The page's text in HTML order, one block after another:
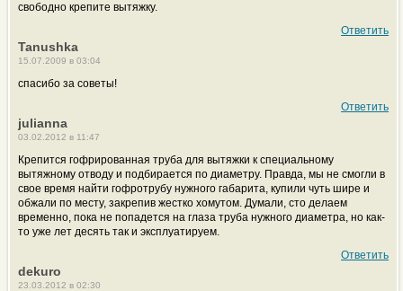
свободно крепите вытяжку.
Ответить
Tanushka
15.07.2009 в 03:04
спасибо за советы!
Ответить
julianna
03.02.2012 в 11:47
Крепится гофрированная труба для вытяжки к специальному
вытяжному отводу и подбирается по диаметру. Правда, мы не смогли в
свое время найти гофротрубу нужного габарита, купили чуть шире и
обжали по месту, закрепив жестко хомутом. Думали, сто делаем
временно, пока не попадется на глаза труба нужного диаметра, но как-
то уже лет десять так и эксплуатируем.
Ответить
dekuro
23.03.2012 в 02:30